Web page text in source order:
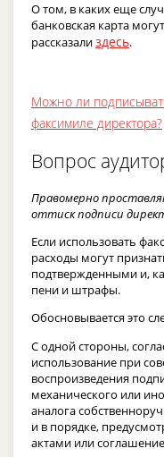
О том, в каких еще
банковская карта
рассказализдесь.
Можно ли
факсимиле директора?
Вопрос
Правомерно
оттиск подписи
Если использовать
расходы могут
подтвержденными и,
пени и штрафы.
Обосновывается это
С одной стороны,
использование при
воспроизведения
механического или
аналога
и в порядке,
актами или